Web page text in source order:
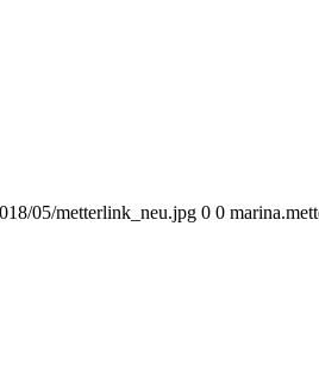
05/metterlink_neu.jpg 0 0